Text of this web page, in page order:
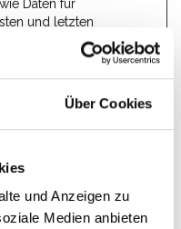
Über Cookies
und Anzeigen zu
Medien anbieten
Daten für
und letzten
Von Google
verwendet,
ID, die
wird, um